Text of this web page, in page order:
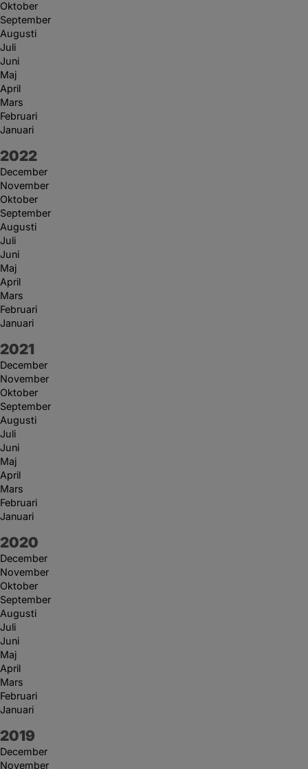
Oktober
September
Augusti
Juli
Juni
Maj
April
Mars
Februari
Januari
År:
2022
December
November
Oktober
September
Augusti
Juli
Juni
Maj
April
Mars
Februari
Januari
År:
2021
December
November
Oktober
September
Augusti
Juli
Juni
Maj
April
Mars
Februari
Januari
År:
2020
December
November
Oktober
September
Augusti
Juli
Juni
Maj
April
Mars
Februari
Januari
År:
2019
December
November